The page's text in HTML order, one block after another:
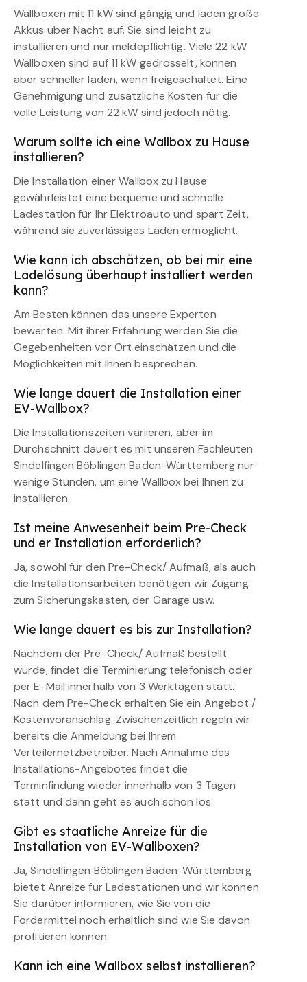
Wallboxen mit 11 kW sind gängig und laden große
Akkus über Nacht auf. Sie sind leicht zu
installieren und nur meldepflichtig. Viele 22 kW
Wallboxen sind auf 11 kW gedrosselt, können
aber schneller laden, wenn freigeschaltet. Eine
Genehmigung und zusätzliche Kosten für die
volle Leistung von 22 kW sind jedoch nötig.
Warum sollte ich eine Wallbox zu Hause
installieren?
Die Installation einer Wallbox zu Hause
gewährleistet eine bequeme und schnelle
Ladestation für Ihr Elektroauto und spart Zeit,
während sie zuverlässiges Laden ermöglicht.
Wie kann ich abschätzen, ob bei mir eine
Ladelösung überhaupt installiert werden
kann?
Am Besten können das unsere Experten
bewerten. Mit ihrer Erfahrung werden Sie die
Gegebenheiten vor Ort einschätzen und die
Möglichkeiten mit Ihnen besprechen.
Wie lange dauert die Installation einer
EV-Wallbox?
Die Installationszeiten variieren, aber im
Durchschnitt dauert es mit unseren Fachleuten
Sindelfingen Böblingen Baden-Württemberg nur
wenige Stunden, um eine Wallbox bei Ihnen zu
installieren.
Ist meine Anwesenheit beim Pre-Check
und er Installation erforderlich?
Ja, sowohl für den Pre-Check/ Aufmaß, als auch
die Installationsarbeiten benötigen wir Zugang
zum Sicherungskasten, der Garage usw.
Wie lange dauert es bis zur Installation?
Nachdem der Pre-Check/ Aufmaß bestellt
wurde, findet die Terminierung telefonisch oder
per E-Mail innerhalb von 3 Werktagen statt.
Nach dem Pre-Check erhalten Sie ein Angebot /
Kostenvoranschlag. Zwischenzeitlich regeln wir
bereits die Anmeldung bei Ihrem
Verteilernetzbetreiber. Nach Annahme des
Installations-Angebotes findet die
Terminfindung wieder innerhalb von 3 Tagen
statt und dann geht es auch schon los.
Gibt es staatliche Anreize für die
Installation von EV-Wallboxen?
Ja, Sindelfingen Böblingen Baden-Württemberg
bietet Anreize für Ladestationen und wir können
Sie darüber informieren, wie Sie von die
Fördermittel noch erhältlich sind wie Sie davon
profitieren können.
Kann ich eine Wallbox selbst installieren?